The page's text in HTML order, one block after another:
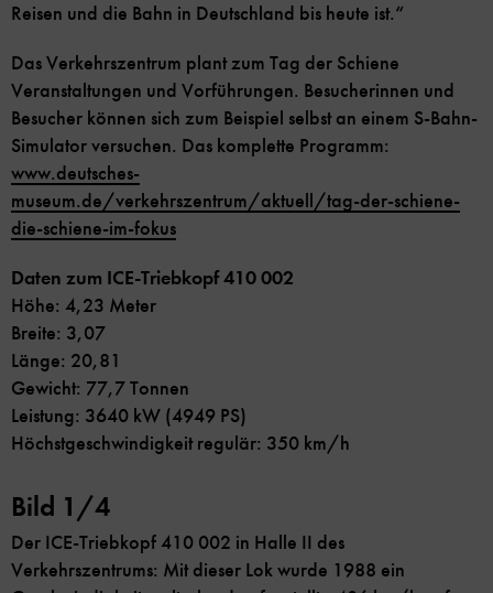
Reisen und die Bahn in Deutschland bis heute ist.“
Das Verkehrszentrum plant zum Tag der Schiene
Veranstaltungen und Vorführungen. Besucherinnen und
Besucher können sich zum Beispiel selbst an einem S-Bahn-
Simulator versuchen. Das komplette Programm:
www.deutsches-
museum.de/verkehrszentrum/aktuell/tag-der-schiene-
die-schiene-im-fokus
Daten zum ICE-Triebkopf 410 002
Höhe: 4,23 Meter
Breite: 3,07
Länge: 20,81
Gewicht: 77,7 Tonnen
Leistung: 3640 kW (4949 PS)
Höchstgeschwindigkeit regulär: 350 km/h
Bild 1/4
Der ICE-Triebkopf 410 002 in Halle II des
Verkehrszentrums: Mit dieser Lok wurde 1988 ein